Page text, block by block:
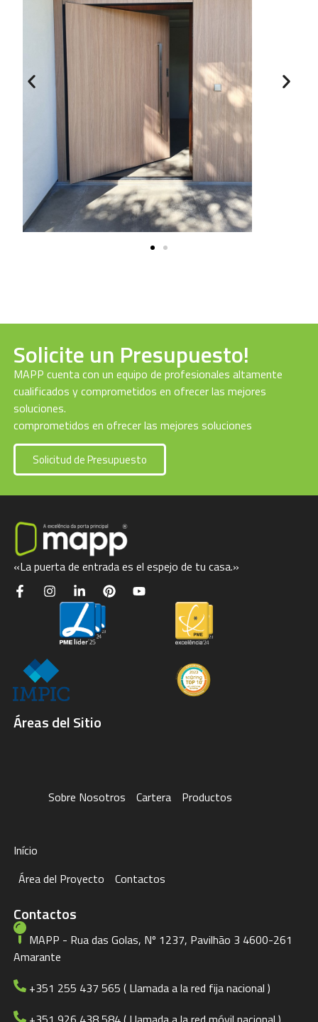
Solicite un Presupuesto!
MAPP cuenta con un equipo de profesionales altamente
cualificados y comprometidos en ofrecer las mejores
soluciones.
comprometidos en ofrecer las mejores soluciones
Solicitud de Presupuesto
«La puerta de entrada es el espejo de tu casa.»
Áreas del Sitio
Início
Sobre Nosotros Cartera Productos
Área del Proyecto Contactos
Contactos
MAPP - Rua das Golas, Nº 1237, Pavilhão 3 4600-261
Amarante
+351 255 437 565 ( Llamada a la red fija nacional )